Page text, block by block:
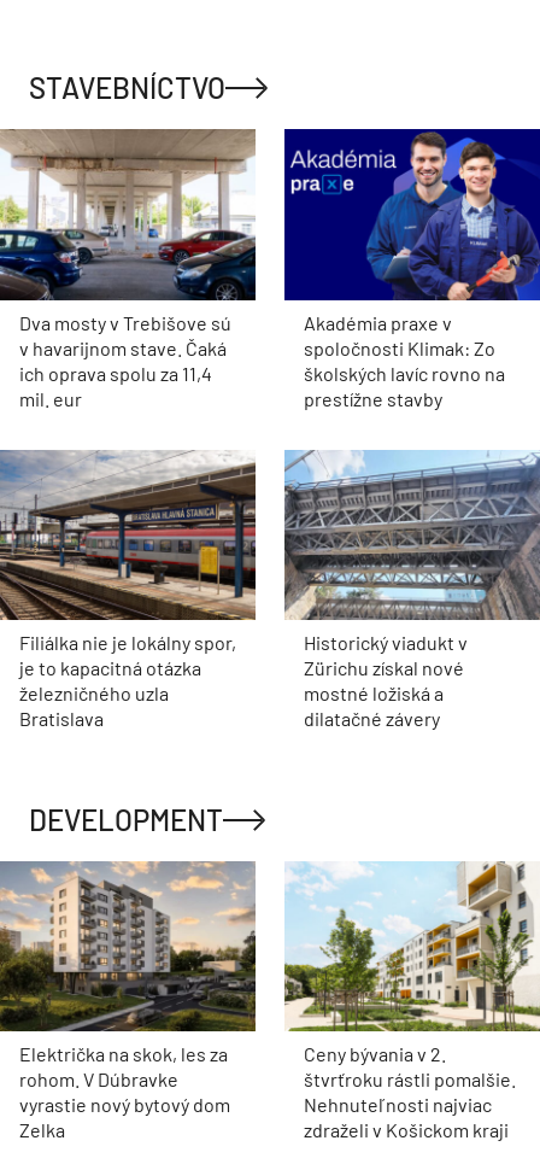
STAVEBNÍCTVO
Dva mosty v Trebišove sú
v havarijnom stave. Čaká
ich oprava spolu za 11,4
mil. eur
Akadémia praxe v
spoločnosti Klimak: Zo
školských lavíc rovno na
prestížne stavby
Filiálka nie je lokálny spor,
je to kapacitná otázka
železničného uzla
Bratislava
Historický viadukt v
Zürichu získal nové
mostné ložiská a
dilatačné závery
DEVELOPMENT
Električka na skok, les za
rohom. V Dúbravke
vyrastie nový bytový dom
Zelka
Ceny bývania v 2.
štvrťroku rástli pomalšie.
Nehnuteľnosti najviac
zdraželi v Košickom kraji